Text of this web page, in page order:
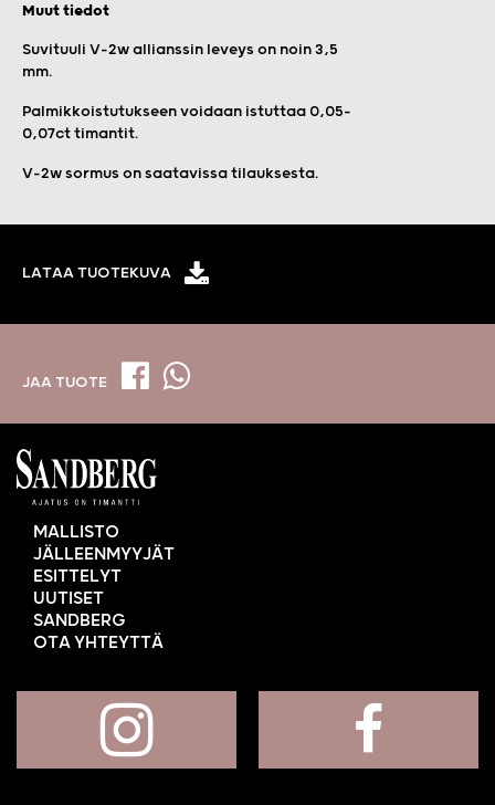
Muut tiedot
Suvituuli V-2w allianssin leveys on noin 3,5
mm.
Palmikkoistutukseen voidaan istuttaa 0,05–
0,07ct timantit.
V-2w sormus on saatavissa tilauksesta.
LATAA TUOTEKUVA
JAA TUOTE
MALLISTO
JÄLLEENMYYJÄT
ESITTELYT
UUTISET
SANDBERG
OTA YHTEYTTÄ